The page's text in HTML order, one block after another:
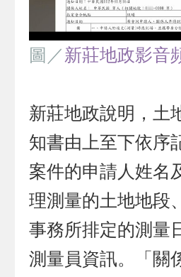
圖／新莊地政影音
新莊地政說明，土
知書由上至下依序
案件的申請人姓名
理測量的土地地段
事務所排定的測量
測量員資訊。「關